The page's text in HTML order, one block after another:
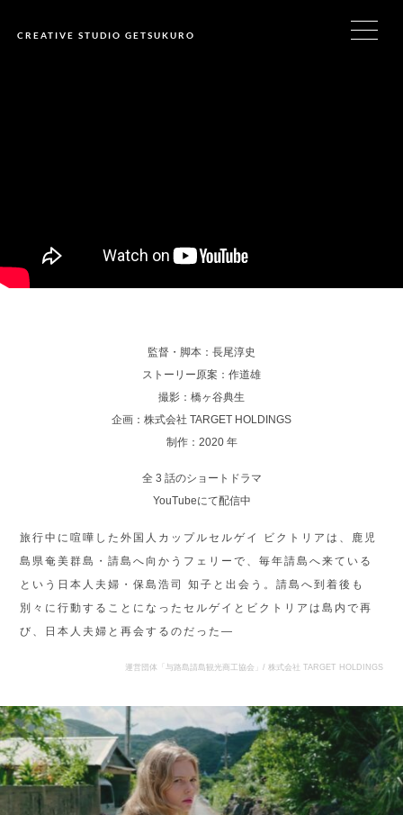
CREATIVE STUDIO GETSUKURO
監督・脚本：長尾淳史
ストーリー原案：作道雄
撮影：橋ヶ谷典生
企画：株式会社 TARGET HOLDINGS
制作：2020 年
全 3 話のショートドラマ
YouTubeにて配信中
旅行中に喧嘩した外国人カップルセルゲイ ビクトリアは、鹿児
島県奄美群島・請島へ向かうフェリーで、毎年請島へ来ている
という日本人夫婦・保島浩司 知子と出会う。請島へ到着後も
別々に行動することになったセルゲイとビクトリアは島内で再
び、日本人夫婦と再会するのだった—
運営団体「与路島請島観光商工協会」/ 株式会社 TARGET HOLDINGS